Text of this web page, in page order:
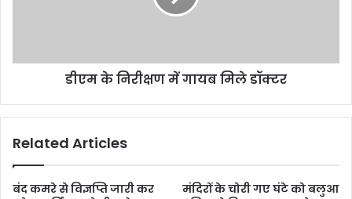
डीएम के निरीक्षण में गायब मिले डॉक्टर
Related Articles
बंद कमरे से विज्ञप्ति जारी कर
मंदिरों के चोरी गए घंटे को बलुआ